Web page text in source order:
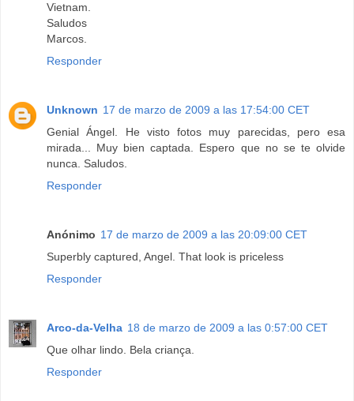
Vietnam.
Saludos
Marcos.
Responder
Unknown 17 de marzo de 2009 a las 17:54:00 CET
Genial Ángel. He visto fotos muy parecidas, pero esa
mirada... Muy bien captada. Espero que no se te olvide
nunca. Saludos.
Responder
Anónimo 17 de marzo de 2009 a las 20:09:00 CET
Superbly captured, Angel. That look is priceless
Responder
Arco-da-Velha 18 de marzo de 2009 a las 0:57:00 CET
Que olhar lindo. Bela criança.
Responder